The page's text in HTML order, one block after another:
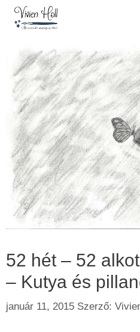
Kilépés
52 hét – 52
– Kutya és
január 11, 2015 Szerző: